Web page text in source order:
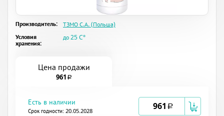
Производитель:
ТЗМО С.А. (Польша)
Условия
хранения:
до 25 C°
Цена продажи
961 a
Есть в наличии
Срок годности: 20.05.2028 961 a